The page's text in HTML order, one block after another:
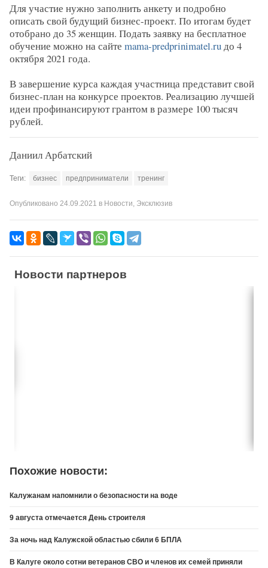
Для участие нужно заполнить анкету и подробно
описать свой будущий бизнес-проект. По итогам будет
отобрано до 35 женщин. Подать заявку на бесплатное
обучение можно на сайтеmama-predprinimatel.ru до 4
октября 2021 года.
В завершение курса каждая участница представит свой
бизнес-план на конкурсе проектов. Реализацию лучшей
идеи профинансируют грантом в размере 100 тысяч
рублей.
Даниил Арбатский
Теги: бизнес предприниматели тренинг
Опубликовано 24.09.2021 в Новости, Эксклюзив
Новости партнеров
Похожие новости:
Калужанам напомнили о безопасности на воде
9 августа отмечается День строителя
За ночь над Калужской областью сбили 6 БПЛА
В Калуге около сотни ветеранов СВО и членов их семей приняли